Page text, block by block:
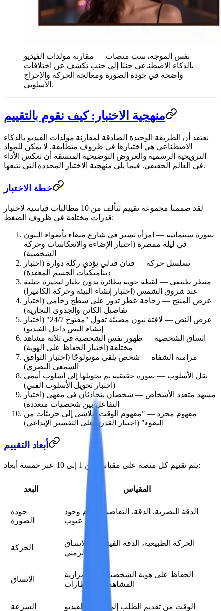
نفس الموجه، ست منصات — مقارنة مولدات الفيديو
بالذكاء الاصطناعي جنبًا إلى جنب تكشف عن اختلافات
واضحة في جودة الصورة ومعالجة الحركة والإخراج
الأسلوبي.
منهجية الاختبار: كيف نقوم بالتقييم
نعتقد أن الطريقة الوحيدة الصادقة لمقارنة مولدات الفيديو بالذكاء
الاصطناعي هي اختبارها في ظروف متطابقة. لا يمكن للمواد
الترويجية الرسمية والعروض التوضيحية المنسقة أن تعكس الأداء
في العالم الحقيقي. فيما يلي منهجية الاختبار المحددة التي نتبعها.
خطة الاختبار
لقد صممنا مجموعة تقييم تتألف من 10 مطالبات قياسية
لاختبار
قدرات مختلفة في ظروف الضغط:
صورة سينمائية — امرأة تسير في شارع مضاء بأضواء النيون
في ليلة ممطرة (اختبار الإضاءة والانعكاسات وحركة
الشخصية)
تسلسل حركة — فنان قتالي يؤدي ركلة دوارة (اختبار
ديناميكيات الجسم المعقدة)
منظر طبيعي — لقطة جوية بطائرة بدون طيار لبحيرة جبلية
عند شروق الشمس (اختبار إنشاء البيئة وحركة الكاميرا)
عرض المنتج — زجاجة عطر تدور على سطح رخامي (اختبار
تفاصيل الكائن والجدوى التجارية)
عرض النص
— لافتة نيون مضيئة تقول "مفتوح 24/7" (اختبار
إنشاء النص داخل الفيديو)
اتساق الشخصية — ظهور نفس الشخصية في ثلاثة مشاهد
مختلفة (اختبار الحفاظ على الهوية)
مزامنة الشفاه — شخص يلقي مونولوجًا (اختبار التوافق
السمعي البصري)
نقل الأسلوب — صورة حقيقية تم تحويلها إلى أسلوب أنيمي
(اختبار تحويل الأسلوب الفني)
مشهد متعدد الأشخاص — شخصان يتحادثان في مقهى (اختبار
التفاعل بين شخصيات متعددة)
مفهوم مجرد — "مفهوم الوقت يتلاشى إلى جزيئات من
الضوء" (اختبار القدرة على التفسير الإبداعي)
أبعاد التقييم
يتم تقييم كل منصة على مقياس من 1 إلى 10 عبر خمسة أبعاد:
البعد المقياس
جودة
الصورة
الدقة البصرية، الدقة، التفاصيل، عدم وجود
عيوب
الحركة
الحركة الطبيعية، الدقة الفيزيائية، الاتساق
الزمني
الاتساق
الحفاظ على هوية الشخصيات، استمرارية
المشاهد عبر الإطارات
السرعة الوقت من تقديم الطلب إلى إكمال الفيديو